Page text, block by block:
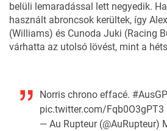
belüli lemaradással lett negyedik.
használt abroncsok kerültek, így
(Williams) és Cunoda Juki (Racing
várhatta az utolsó lövést, mint a
Norris chrono effacé. #AusGP
pic.twitter.com/Fqb0O3gPT3
— Au Rupteur (@AuRupteur)